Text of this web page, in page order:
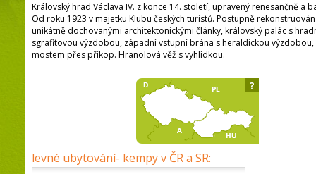
Královský hrad Václava IV. z konce 14. století, upravený renesančně a
Od roku 1923 v majetku Klubu českých turistů. Postupně
unikátně dochovanými architektonickými články, královský palác s
sgrafitovou výzdobou, západní vstupní brána s heraldickou
mostem přes příkop. Hranolová věž s vyhlídkou.
levné ubytování- kempy v ČR a SR:
?